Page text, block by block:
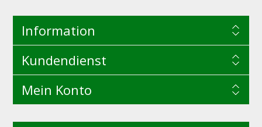
Information
Kundendienst
Mein Konto